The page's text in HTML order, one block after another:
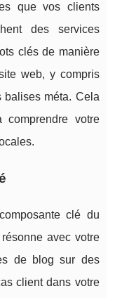
que vos clients
des services
clés de manière
web, y compris
balises méta. Cela
votre
clé du
avec votre
de blog sur des
client dans votre